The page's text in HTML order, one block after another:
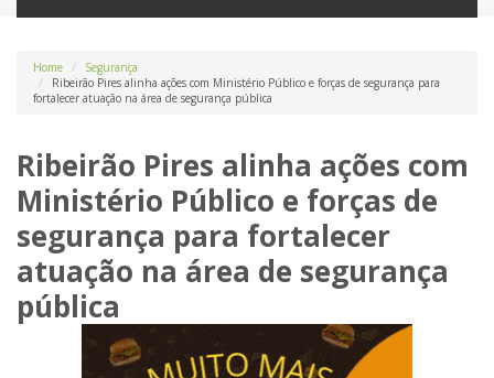
Home
Segurança
Ribeirão Pires alinha ações com Ministério Público e forças de segurança para
fortalecer atuação na área de segurança pública
Ribeirão Pires alinha ações com
Ministério Público e forças de
segurança para fortalecer
atuação na área de segurança
pública